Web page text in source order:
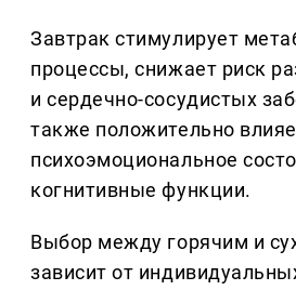
Завтрак стимулирует
процессы, снижает риск
и сердечно-сосудистых
также положительно
психоэмоциональное
когнитивные функции.
Выбор между горячим и
зависит от